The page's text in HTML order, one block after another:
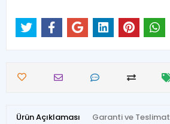
Ürün Açıklaması Garanti ve Teslimat